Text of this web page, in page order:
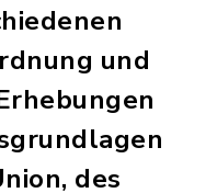
und
des